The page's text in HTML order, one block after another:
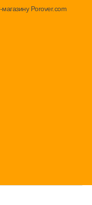
магазину Porover.com